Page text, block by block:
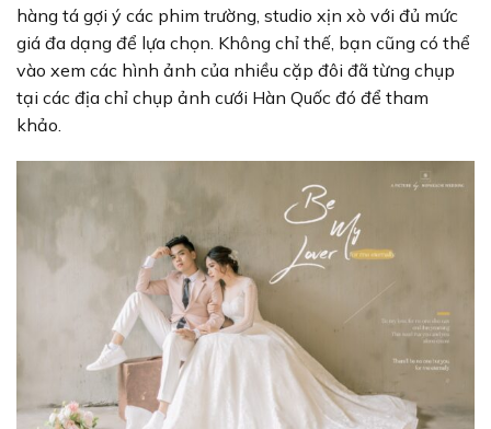
hàng tá gợi ý các phim trường, studio xịn xò với đủ mức
giá đa dạng để lựa chọn. Không chỉ thế, bạn cũng có thể
vào xem các hình ảnh của nhiều cặp đôi đã từng chụp
tại các địa chỉ chụp ảnh cưới Hàn Quốc đó để tham
khảo.